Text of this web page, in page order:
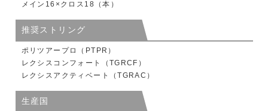
メイン16×クロス18（本）
推奨ストリング
ポリツアープロ（PTPR）
レクシスコンフォート（TGRCF）
レクシスアクティベート（TGRAC）
生産国